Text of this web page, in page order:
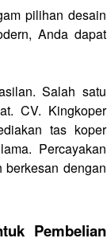
pilihan desain
Anda dapat
Salah satu
CV. Kingkoper
tas koper
Percayakan
dengan
Pembelian